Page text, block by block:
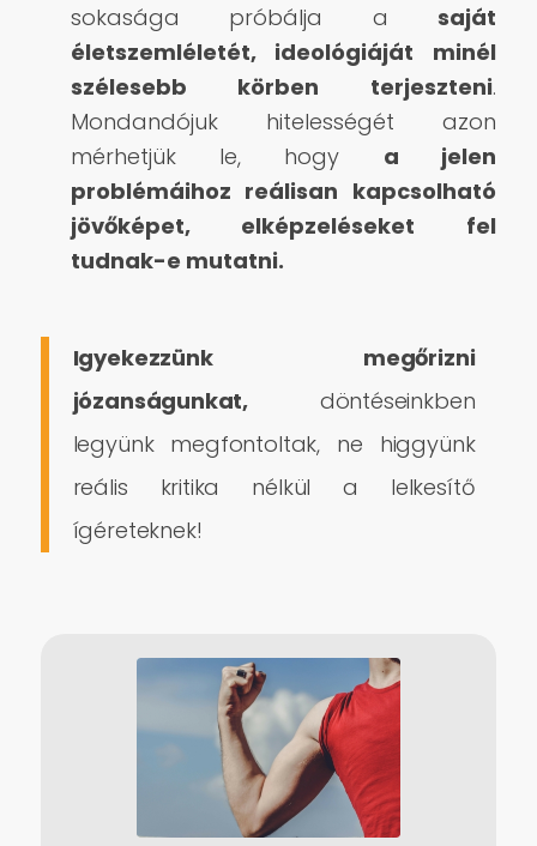
sokasága próbálja asaját
életszemléletét, ideológiáját minél
szélesebb körben terjeszteni.
Mondandójuk hitelességét azon
mérhetjük le, hogy a jelen
problémáihoz reálisan kapcsolható
jövőképet, elképzeléseket fel
tudnak-e mutatni.
Igyekezzünk megőrizni
józanságunkat, döntéseinkben
legyünk megfontoltak, ne higgyünk
reális kritika nélkül a lelkesítő
ígéreteknek!